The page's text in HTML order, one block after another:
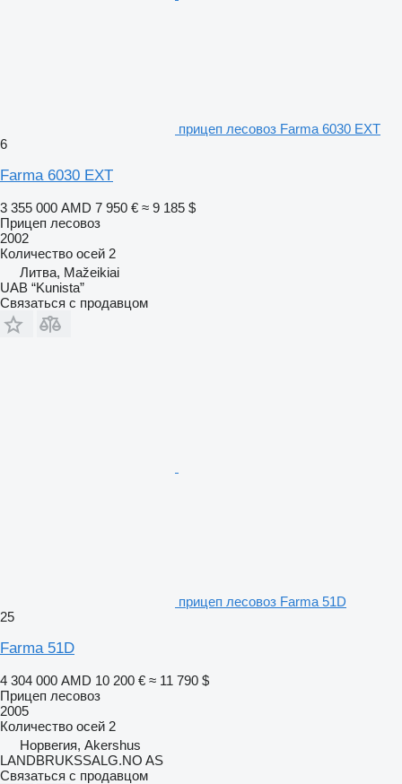
прицеп лесовоз Farma 6030 EXT
6
Farma 6030 EXT
3 355 000 AMD 7 950 € ≈ 9 185 $
Прицеп лесовоз
2002
Количество осей 2
Литва, Mažeikiai
UAB “Kunista”
Связаться с продавцом
прицеп лесовоз Farma 51D
25
Farma 51D
4 304 000 AMD 10 200 € ≈ 11 790 $
Прицеп лесовоз
2005
Количество осей 2
Норвегия, Akershus
LANDBRUKSSALG.NO AS
Связаться с продавцом